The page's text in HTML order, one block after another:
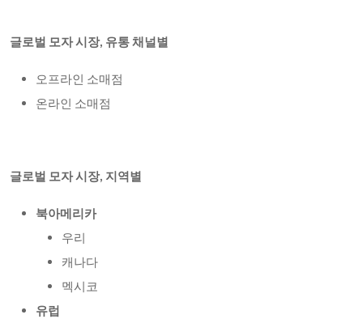
글로벌 모자 시장, 유통 채널별
오프라인 소매점
온라인 소매점
글로벌 모자 시장, 지역별
북아메리카
우리
캐나다
멕시코
유럽